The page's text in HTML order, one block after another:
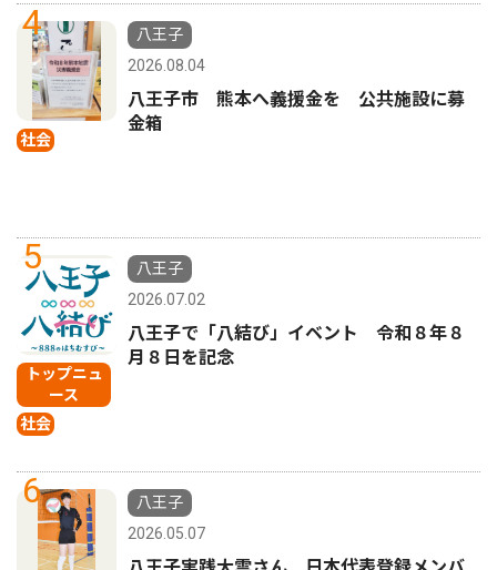
4
社会
八王子
2026.08.04
八王子市 熊本へ義援金を 公共施設に募
金箱
5
トップニュ
ース
社会
八王子
2026.07.02
八王子で「八結び」イベント 令和８年８
月８日を記念
6
八王子
2026.05.07